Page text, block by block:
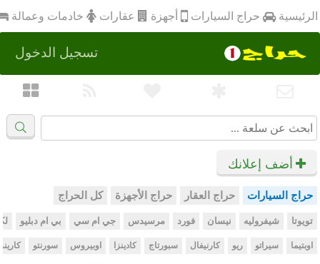
الرئيسية حراج السيارات أجهزة عقارات خادمات وعمالة
تسجيل الدخول
أضف إعلانك
حراج السيارات حراج العقار حراج الأجهزة كل الحراج
تويوتا شيفروليه نيسان فورد مرسيدس جي ام سي بي ام دبليو
اوبتيما سيراتو ريو كارنيفال سبورتاج كادينزا اوبيروس سورنتو كارينز